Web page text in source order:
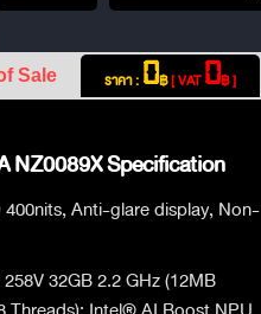
ราคา : 0฿[ VAT0฿ ]
Sale
NZ0089X Specification
400nits, Anti-glare display, Non-
32GB 2.2 GHz (12MB